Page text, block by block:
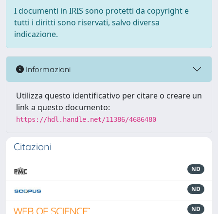
I documenti in IRIS sono protetti da copyright e
tutti i diritti sono riservati, salvo diversa
indicazione.
Informazioni
Utilizza questo identificativo per citare o creare un
link a questo documento:
https://hdl.handle.net/11386/4686480
Citazioni
ND
ND
ND